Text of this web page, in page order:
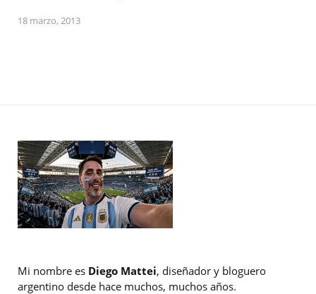
18 marzo, 2013
Mi nombre es Diego Mattei, diseñador y bloguero
argentino desde hace muchos, muchos años.